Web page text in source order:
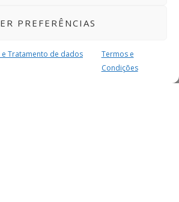
PREFERÊNCIAS
Tratamento de dados
Termos e
Condições